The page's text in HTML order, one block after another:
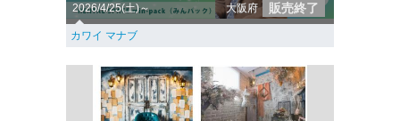
2026/4/25(土)～ 大阪府 販売終了
カワイ マナブ